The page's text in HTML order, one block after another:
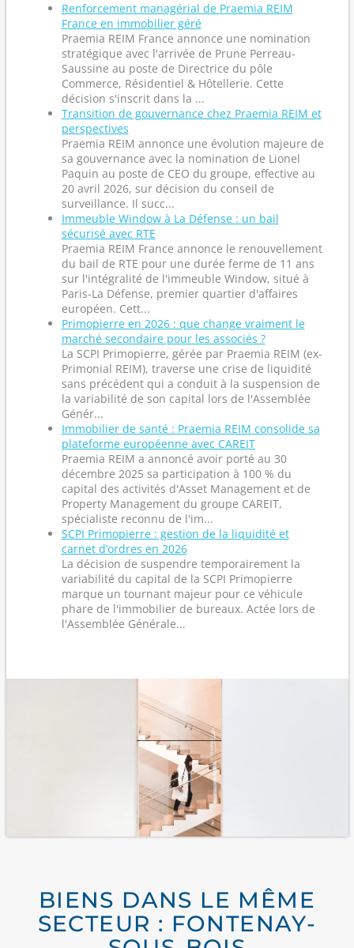
Renforcement managérial de Praemia REIM
France en immobilier géré
Praemia REIM France annonce une nomination
stratégique avec l'arrivée de Prune Perreau-
Saussine au poste de Directrice du pôle
Commerce, Résidentiel & Hôtellerie. Cette
décision s'inscrit dans la ...
Transition de gouvernance chez Praemia REIM et
perspectives
Praemia REIM annonce une évolution majeure de
sa gouvernance avec la nomination de Lionel
Paquin au poste de CEO du groupe, effective au
20 avril 2026, sur décision du conseil de
surveillance. Il succ...
Immeuble Window à La Défense : un bail
sécurisé avec RTE
Praemia REIM France annonce le renouvellement
du bail de RTE pour une durée ferme de 11 ans
sur l'intégralité de l'immeuble Window, situé à
Paris-La Défense, premier quartier d'affaires
européen. Cett...
Primopierre en 2026 : que change vraiment le
marché secondaire pour les associés ?
La SCPI Primopierre, gérée par Praemia REIM (ex-
Primonial REIM), traverse une crise de liquidité
sans précédent qui a conduit à la suspension de
la variabilité de son capital lors de l'Assemblée
Génér...
Immobilier de santé : Praemia REIM consolide sa
plateforme européenne avec CAREIT
Praemia REIM a annoncé avoir porté au 30
décembre 2025 sa participation à 100 % du
capital des activités d'Asset Management et de
Property Management du groupe CAREIT,
spécialiste reconnu de l'im...
SCPI Primopierre : gestion de la liquidité et
carnet d’ordres en 2026
La décision de suspendre temporairement la
variabilité du capital de la SCPI Primopierre
marque un tournant majeur pour ce véhicule
phare de l'immobilier de bureaux. Actée lors de
l'Assemblée Générale...
BIENS DANS LE MÊME
SECTEUR : FONTENAY-